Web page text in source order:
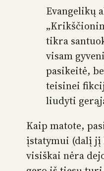
Evangelikų
tikra
visam
pasikeitė,
teisinei
liudyti
Kaip matote,
įstatymui (dalį jį
visiškai nėra